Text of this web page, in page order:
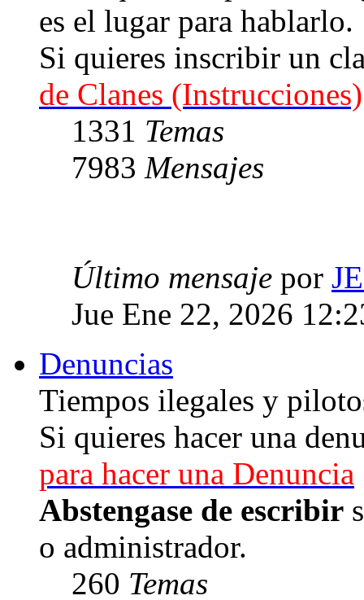
es el lugar para hablarlo.
Si quieres inscribir un
de Clanes (Instrucciones)
1331 Temas
7983 Mensajes
Último mensaje por
Jue Ene 22, 2026
Denuncias
Tiempos ilegales y
Si quieres hacer una
para hacer una Denuncia
Abstengase de escribir
o administrador.
260 Temas